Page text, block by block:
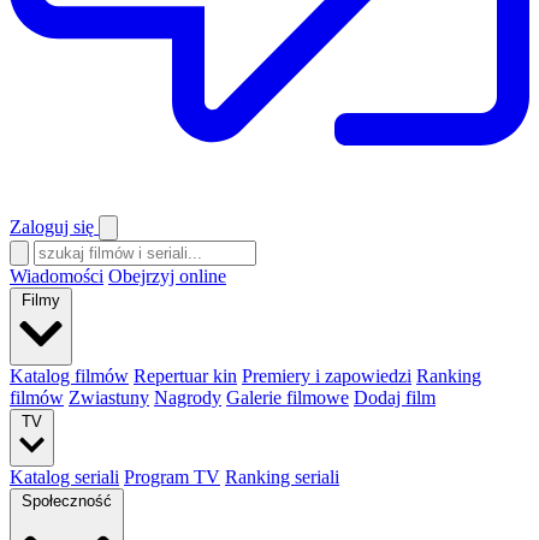
Zaloguj się
Wiadomości Obejrzyj online
Filmy
Katalog filmów Repertuar kin Premiery i zapowiedzi Ranking
filmów Zwiastuny Nagrody Galerie filmowe Dodaj film
TV
Katalog seriali Program TV Ranking seriali
Społeczność